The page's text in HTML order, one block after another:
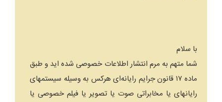
با سلام
شما متهم به مرم انتشار اطلاعات خصوصی شده اید و طبق
ماده ۱۷ قانون جرایم رایانه‌ای هرکس به وسیله سیستم‎های
رایانه‎ای یا مخابراتی صوت یا تصویر یا فیلم خصوصی یا